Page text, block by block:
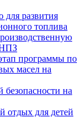
для развития
топлива
НПЗ
программы по
масел на
на
отдых для детей